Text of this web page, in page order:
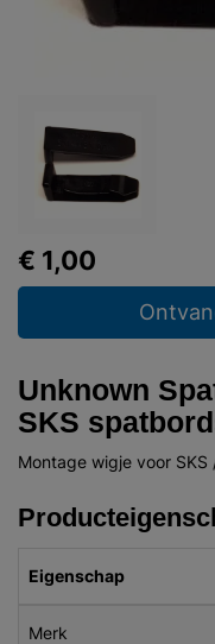
€ 1,00
Unknown
SKS
Montage wigje voor
Eigenschap
Merk